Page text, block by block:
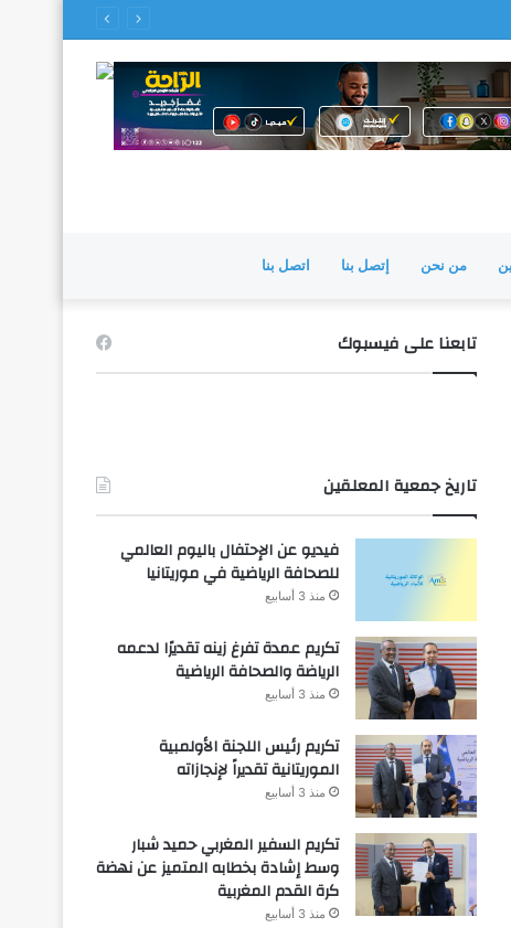
من نحن إتصل بنا اتصل بنا
تابعنا على فيسبوك
تاريخ جمعية المعلقين
فيديو عن الإحتفال باليوم العالمي
للصحافة الرياضية في موريتانيا
منذ 3 أسابيع
تكريم عمدة تفرغ زينه تقديرًا لدعمه
الرياضة والصحافة الرياضية
منذ 3 أسابيع
تكريم رئيس اللجنة الأولمبية
الموريتانية تقديراً لإنجازاته
منذ 3 أسابيع
تكريم السفير المغربي حميد شبار
وسط إشادة بخطابه المتميز عن نهضة
كرة القدم المغربية
منذ 3 أسابيع